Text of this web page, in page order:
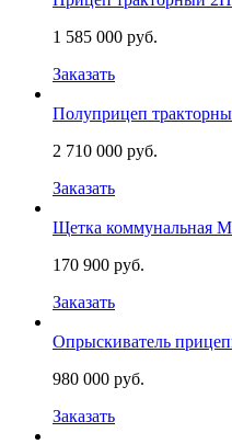
1 585 000 руб.
Заказать
Полуприцеп
2 710 000 руб.
Заказать
Щетка коммунальная
170 900 руб.
Заказать
Опрыскиватель
980 000 руб.
Заказать